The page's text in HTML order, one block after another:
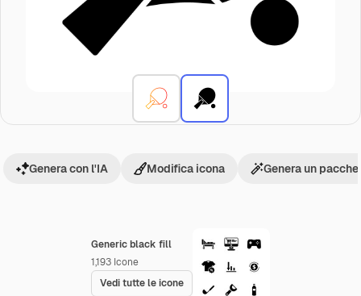
Generic black fill
1,193 Icone
Vedi tutte le icone
Genera con l'IA Modifica icona Genera un